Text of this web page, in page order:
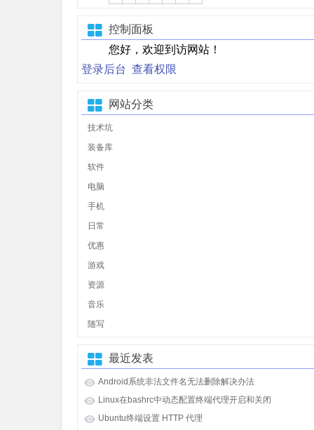
控制面板
您好，欢迎到访网站！
登录后台 查看权限
网站分类
技术坑
装备库
软件
电脑
手机
日常
优惠
游戏
资源
音乐
随写
最近发表
Android系统非法文件名无法删除解决办法
Linux在bashrc中动态配置终端代理开启和关闭
Ubuntu终端设置 HTTP 代理